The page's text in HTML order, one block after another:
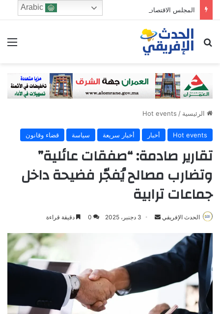
المجلس الاقتصادي والرشد الرقمي: من يحرس الطفولة في زمن الخوارزميات؟
ابحث عن
الرئيسية /
Hot events
Hot events أخبار أخبار سريعة سياسة قضاء وقانون
تقارير صادمة: “صفقات عائلية”
وتضارب مصالح يُفجّر فضيحة داخل
جماعات ترابية
الحدث الإفريقي
Send 3 دجنبر، 2025 0 دقيقة قراءة
Arabic